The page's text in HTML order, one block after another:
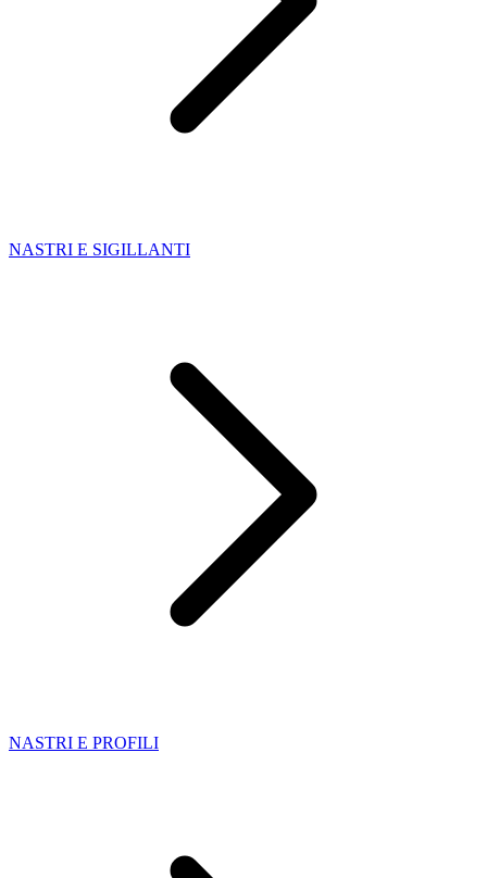
NASTRI E SIGILLANTI
NASTRI E PROFILI